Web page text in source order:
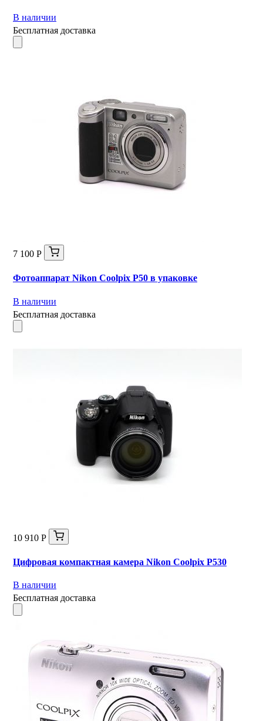
В наличии
Бесплатная доставка
7 100 Р
Фотоаппарат Nikon Coolpix P50 в упаковке
В наличии
Бесплатная доставка
10 910 Р
Цифровая компактная камера Nikon Coolpix P530
В наличии
Бесплатная доставка